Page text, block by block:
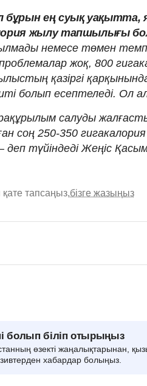
бұрын ең суық уақытта,
жылу тапшылығы
немесе төмен
жоқ, 800
қазіргі
болып есептеледі. Ол
салуды
соң 250-350
деп түйіндеді Жеңіс
қате тапсаңыз,бізге жазыңыз
болып біліп отырыңыз
өзекті жаңалықтарынан,
хабардар болыңыз.